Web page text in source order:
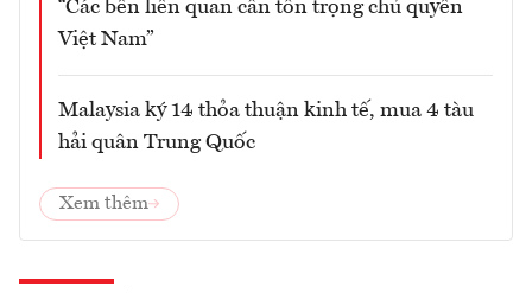
“Các bên liên quan cần tôn trọng chủ quyền
Việt Nam”
Malaysia ký 14 thỏa thuận kinh tế, mua 4 tàu
hải quân Trung Quốc
Xem thêm